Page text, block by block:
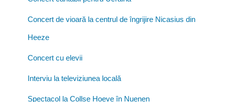
Concert de vioară la centrul de îngrijire Nicasius din
Heeze
Concert cu elevii
Interviu la televiziunea locală
Spectacol la Collse Hoeve în Nuenen